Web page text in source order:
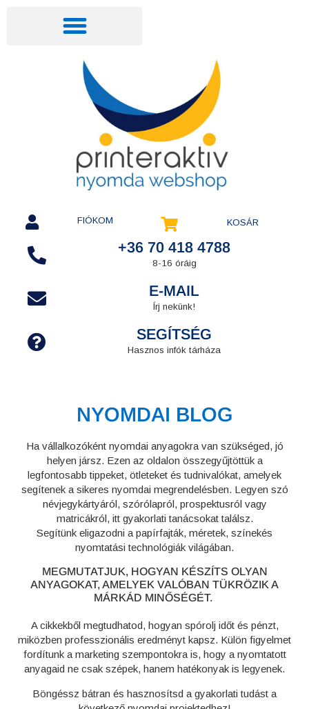
FIÓKOM KOSÁR
+36 70 418 4788
8-16 óráig
E-MAIL
Írj nekünk!
SEGÍTSÉG
Hasznos infók tárháza
NYOMDAI BLOG
Ha vállalkozóként nyomdai anyagokra van szükséged, jó
helyen jársz. Ezen az oldalon összegyűjtöttük a
legfontosabb tippeket, ötleteket és tudnivalókat, amelyek
segítenek a sikeres nyomdai megrendelésben. Legyen szó
névjegykártyáról, szórólapról, prospektusról vagy
matricákról, itt gyakorlati tanácsokat találsz.
Segítünk eligazodni a papírfajták, méretek, színekés
nyomtatási technológiák világában.
MEGMUTATJUK, HOGYAN KÉSZÍTS OLYAN
ANYAGOKAT, AMELYEK VALÓBAN TÜKRÖZIK A
MÁRKÁD MINŐSÉGÉT.
A cikkekből megtudhatod, hogyan spórolj időt és pénzt,
miközben professzionális eredményt kapsz. Külön figyelmet
fordítunk a marketing szempontokra is, hogy a nyomtatott
anyagaid ne csak szépek, hanem hatékonyak is legyenek.
Böngéssz bátran és hasznosítsd a gyakorlati tudást a